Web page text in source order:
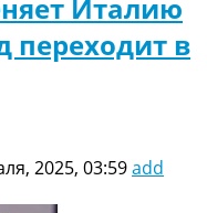
Италию
переходит в
2025, 03:59add